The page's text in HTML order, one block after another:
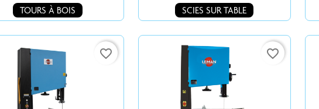
TOURS À BOIS SCIES SUR TABLE
favorite_border favorite_border